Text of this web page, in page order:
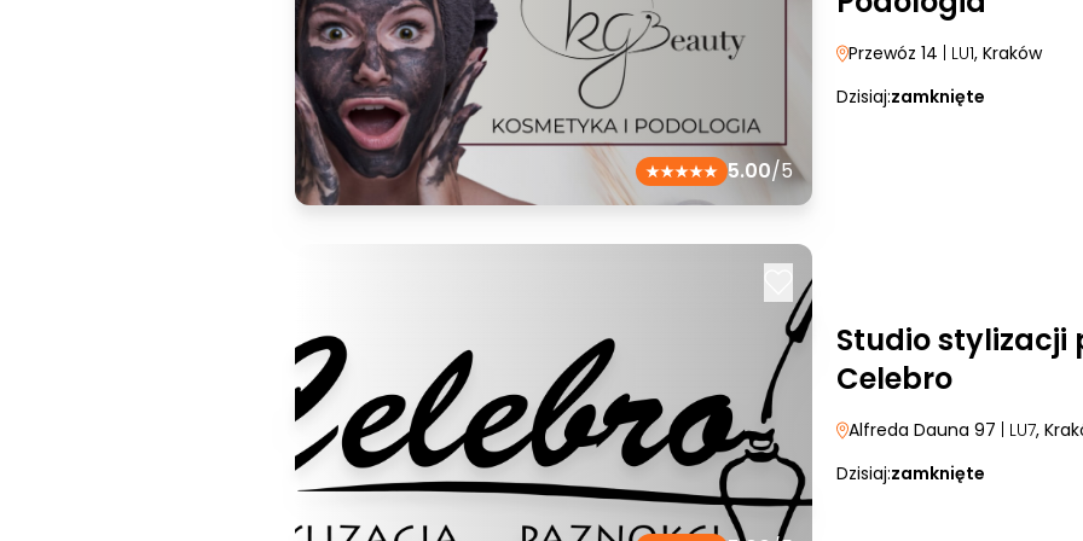
5.00/5
Przewóz 14 | LU1, Kraków
Dzisiaj:zamknięte
Studio stylizacji
Celebro
Alfreda Dauna 97 | LU7,
Dzisiaj:zamknięte